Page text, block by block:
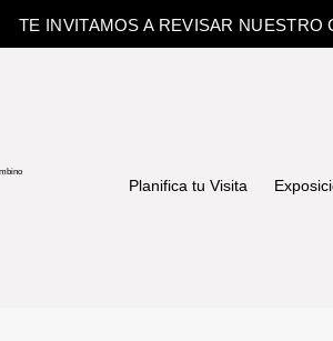
TE INVITAMOS A REVISAR
Planifica tu Visita